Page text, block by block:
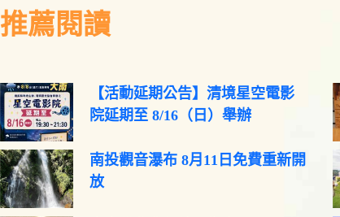
推薦閱讀
【活動延期公告】清境星空電影
院延期至 8/16（日）舉辦
南投觀音瀑布 8月11日免費重新開
放